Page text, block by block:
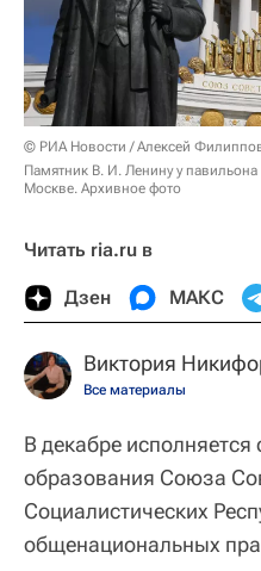
© РИА Новости / Алексей
Памятник В. И. Ленину у
Москве. Архивное фото
Читать ria.ru в
Дзен МАКС
Виктория
Все материалы
В декабре исполняется
образования Союза
Социалистических
общенациональных